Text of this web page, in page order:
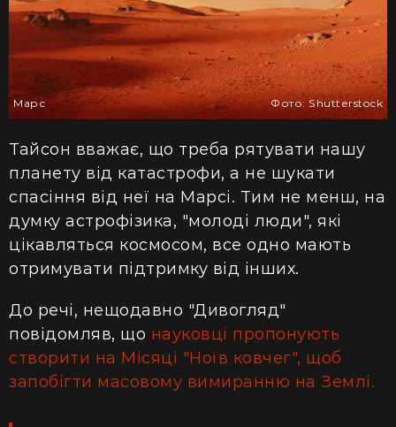
Марс Фото: Shutterstock
Тайсон вважає, що треба рятувати нашу
планету від катастрофи, а не шукати
спасіння від неї на Марсі. Тим не менш, на
думку астрофізика, "молоді люди", які
цікавляться космосом, все одно мають
отримувати підтримку від інших.
До речі, нещодавно "Дивогляд"
повідомляв, що науковці пропонують
створити на Місяці "Ноїв ковчег", щоб
запобігти масовому вимиранню на Землі.